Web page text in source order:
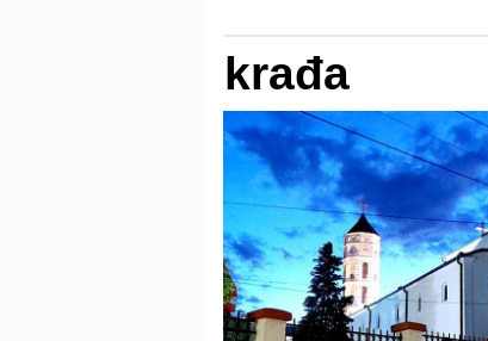
krađa